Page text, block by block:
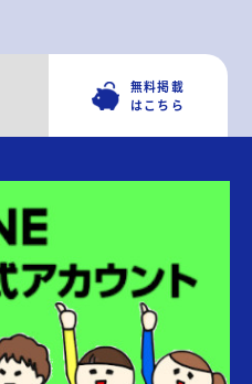
無料掲載
はこちら